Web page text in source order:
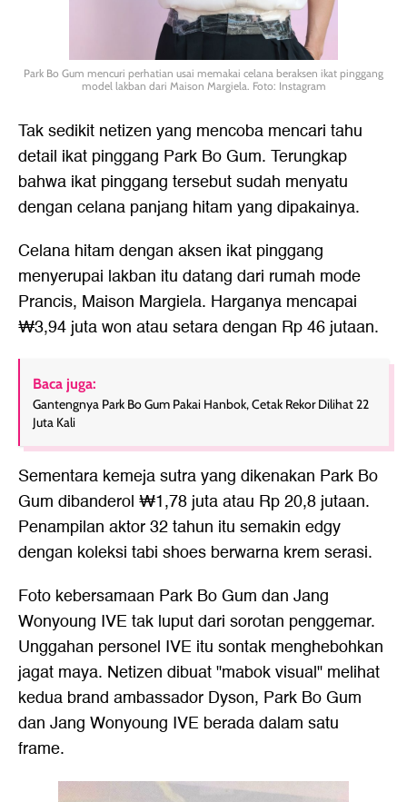
Park Bo Gum mencuri perhatian usai memakai celana beraksen ikat pinggang
model lakban dari Maison Margiela. Foto: Instagram
Tak sedikit netizen yang mencoba mencari tahu
detail ikat pinggang Park Bo Gum. Terungkap
bahwa ikat pinggang tersebut sudah menyatu
dengan celana panjang hitam yang dipakainya.
Celana hitam dengan aksen ikat pinggang
menyerupai lakban itu datang dari rumah mode
Prancis, Maison Margiela. Harganya mencapai
₩3,94 juta won atau setara dengan Rp 46 jutaan.
Baca juga:
Gantengnya Park Bo Gum Pakai Hanbok, Cetak Rekor Dilihat 22
Juta Kali
Sementara kemeja sutra yang dikenakan Park Bo
Gum dibanderol ₩1,78 juta atau Rp 20,8 jutaan.
Penampilan aktor 32 tahun itu semakin edgy
dengan koleksi tabi shoes berwarna krem serasi.
Foto kebersamaan Park Bo Gum dan Jang
Wonyoung IVE tak luput dari sorotan penggemar.
Unggahan personel IVE itu sontak menghebohkan
jagat maya. Netizen dibuat "mabok visual" melihat
kedua brand ambassador Dyson, Park Bo Gum
dan Jang Wonyoung IVE berada dalam satu
frame.